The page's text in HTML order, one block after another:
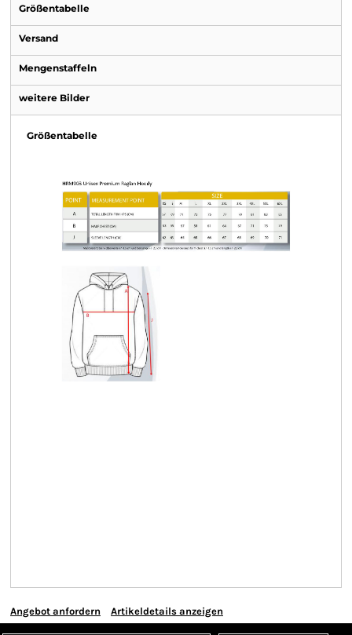
Größentabelle
Versand
Mengenstaffeln
weitere Bilder
Größentabelle
Angebot anfordern Artikeldetails anzeigen